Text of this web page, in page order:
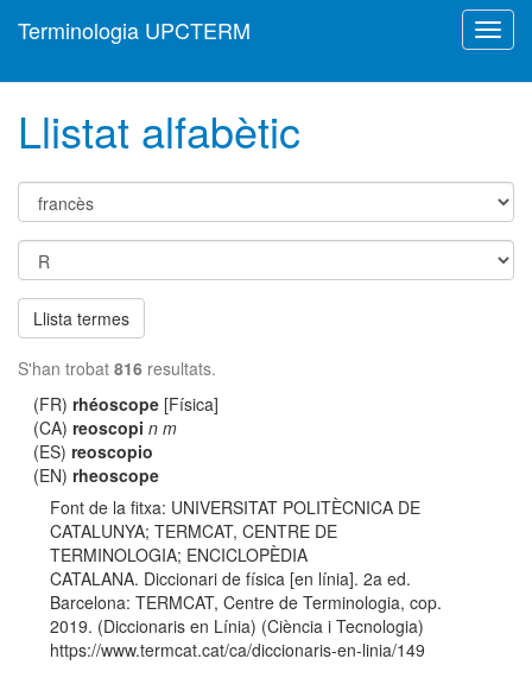
Terminologia UPCTERM
Llistat alfabètic
Llista termes
S'han trobat 816 resultats.
(FR)rhéoscope [Física]
(CA)reoscopi n m
(ES)reoscopio
(EN)rheoscope
Font de la fitxa: UNIVERSITAT POLITÈCNICA DE
CATALUNYA; TERMCAT, CENTRE DE
TERMINOLOGIA; ENCICLOPÈDIA
CATALANA. Diccionari de física [en línia]. 2a ed.
Barcelona: TERMCAT, Centre de Terminologia, cop.
2019. (Diccionaris en Línia) (Ciència i Tecnologia)
https://www.termcat.cat/ca/diccionaris-en-linia/149